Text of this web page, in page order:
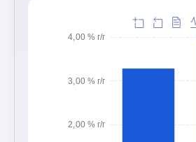
2,00 % г/г
3,00 % г/г
4,00 % г/г